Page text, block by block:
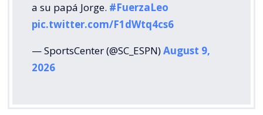
a su papá Jorge. #FuerzaLeo
pic.twitter.com/F1dWtq4cs6
— SportsCenter (@SC_ESPN)August 9,
2026